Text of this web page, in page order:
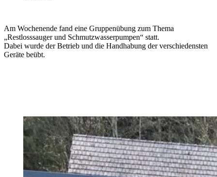
Am Wochenende fand eine Gruppenübung zum Thema
„Restlosssauger und Schmutzwasserpumpen“ statt.
Dabei wurde der Betrieb und die Handhabung der verschiedensten
Geräte beübt.